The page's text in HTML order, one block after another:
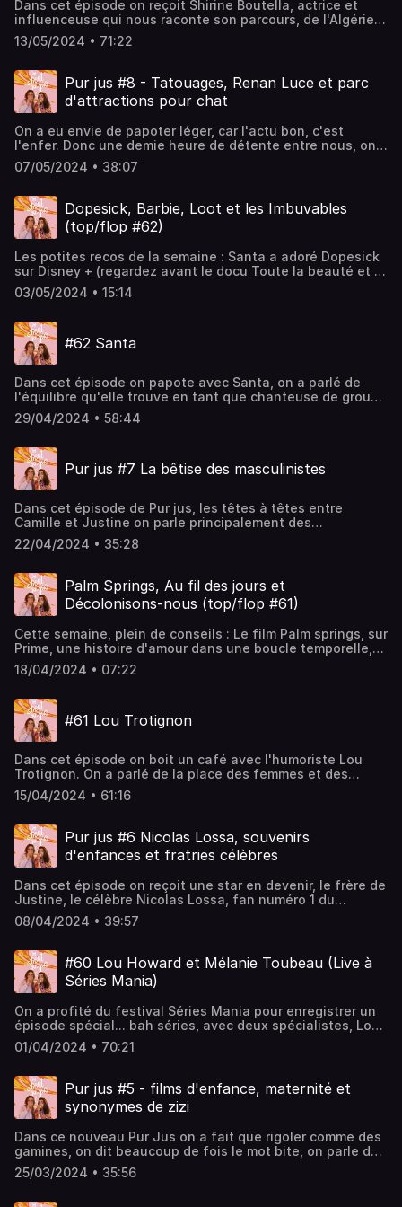
de Samuel, un ado tourmenté. Hébergé par Acast. Visitez
acast.com/privacy pour plus d'informations.
Dans cet épisode on reçoit Shirine Boutella, actrice et
influenceuse qui nous raconte son parcours, de l'Algérie à
la France en passant par l'Autriche. On a discuté de la
difficulté de passer des castings, du tournant qu'elle a
nous lisait la presse people, quel était l'objet le plus
insolite de notre sac à main et ce que ça faisait d'avoir 50
ans un jour. Suivi de l'incournable top flop culture.Si cet
étoiles ! Retrouvez-nous sur youtube, tiktok et instagram
@camilletjustine. Hébergé par Acast. Visitez
acast.com/privacy pour plus d'informations.
13/05/2024 • 71:22
Pur jus #8 - Tatouages, Renan Luce et parc
d'attractions pour chat
On a eu envie de papoter léger, car l'actu bon, c'est
l'enfer. Donc une demie heure de détente entre nous, on
parle de pub, de tatouages, de Renan Luce qui revient à la
mode, d'écrans flexibles et des règles du débat. Hébergé
d'informations.
07/05/2024 • 38:07
Dopesick, Barbie, Loot et les Imbuvables
(top/flop #62)
Les potites recos de la semaine : Santa a adoré Dopesick
sur Disney + (regardez avant le docu Toute la beauté et le
sang versé) sur le scandale des opioïdes aux USA.Camille
a passé un bon moment devant Loot (Apple tv), une série
milliardaire qui s'intéresse à sa fondation
philanthrope.Justine vous conseille encore une BD de
Julia Wertz : les Imbuvables, qui raconte son parcours
du film Barbie. Hébergé par Acast. Visitez
acast.com/privacy pour plus d'informations.
03/05/2024 • 15:14
#62 Santa
Dans cet épisode on papote avec Santa, on a parlé de
l'équilibre qu'elle trouve en tant que chanteuse de groupe
Hyphen Hyphen et chanteuse en solo, de son côté casse-
cou, de clés de bras, de son parcours scolaire inhabituel
commentaires et des étoiles ! Retrouvez-nous sur
youtube, tiktok et instagram @camilletjustine. Hébergé
par Acast. Visitez acast.com/privacy pour plus
29/04/2024 • 58:44
Pur jus #7 La bêtise des masculinistes
Dans cet épisode de Pur jus, les têtes à têtes entre
Camille et Justine on parle principalement des
masculinistes, cette communauté d'hommes qui
détestent les femmes. On se réjouit que le sujet soit
déplore leur bêtise et leur dangerosité. Pour en savoir
plus on vous conseille de regarder le docu france TV :
Mascus, les hommes qui détestent les femmes. Et pour
Dans le noir les hommes pleurent de Sikou Nikate (dispo
sur youtube), qui oeuvre pour que les hommes parlent de
leurs émotions et de la toxicité masculine. Hébergé par
Acast. Visitez acast.com/privacy pour plus d'informations.
22/04/2024 • 35:28
Palm Springs, Au fil des jours et
Décolonisons-nous (top/flop #61)
Cette semaine, plein de conseils : Le film Palm springs, sur
Prime, une histoire d'amour dans une boucle temporelle,
conseillé par Justine.La série Au fil des jours, sur Netflix,
une sitcom joyeuse et inclusive, conseillée par Lou.Le
questionne l'histoire colonialiste de la France, conseillé
par Camille. Hébergé par Acast. Visitez acast.com/privacy
pour plus d'informations.
18/04/2024 • 07:22
#61 Lou Trotignon
Dans cet épisode on boit un café avec l'humoriste Lou
Trotignon. On a parlé de la place des femmes et des
minorités de genre dans le milieu du stand up (spoiler
alerte, c'est chaud), de transidentité et de ce que ça
donné son avis sur le mariage et l'amour pour toujours, on
s'est avoué nos phobies et celle de Lou va vous
surprendre. Hébergé par Acast. Visitez acast.com/privacy
15/04/2024 • 61:16
Pur jus #6 Nicolas Lossa, souvenirs
d'enfances et fratries célèbres
Dans cet épisode on reçoit une star en devenir, le frère de
Justine, le célèbre Nicolas Lossa, fan numéro 1 du
podcast. On en profite pour parler des relations entre
frères et soeurs, de leur souvenirs d'enfances, les jeux,
voiture.Ensuite Camille vous propose un petit quizz sur les
fratries célèbres.Si cet épisode vous plait dites-le avec
des commentaires et des étoiles ! Retrouvez-nous sur
Hébergé par Acast. Visitez acast.com/privacy pour plus
d'informations.
08/04/2024 • 39:57
#60 Lou Howard et Mélanie Toubeau (Live à
Séries Mania)
On a profité du festival Séries Mania pour enregistrer un
épisode spécial... bah séries, avec deux spécialistes, Lou
Howard et Mélanie Toubeau (@lamanieducinema).On s'est
demandées en vrac :notre série d'adolescencenotre
couple de série préféréla série qu'on a jamais vuela série
qu'on aime pas mais on ose pas le direetc.Et on vous fait
quelques recos de séries pas assez connues et/ou
17 février avec un super public. Si cet épisode vous plait
dites-le avec des commentaires et des étoiles !
Retrouvez-nous sur youtube, tiktok et instagram
@camilletjustine. Hébergé par Acast. Visitez
01/04/2024 • 70:21
Pur jus #5 - films d'enfance, maternité et
synonymes de zizi
Dans ce nouveau Pur Jus on a fait que rigoler comme des
gamines, on dit beaucoup de fois le mot bite, on parle de
films et de séries, et on se demande si on veut des
enfants. Si cet épisode vous plait dites-le avec des
25/03/2024 • 35:56